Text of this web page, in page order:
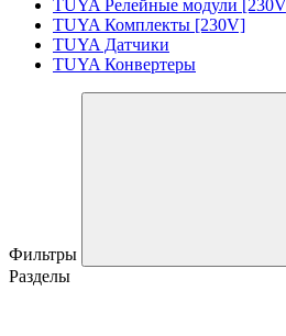
TUYA Релейные модули [230V]
TUYA Комплекты [230V]
TUYA Датчики
TUYA Конвертеры
Фильтры
Разделы